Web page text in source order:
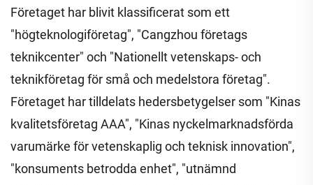
Företaget har blivit klassificerat som ett
"högteknologiföretag", "Cangzhou företags
teknikcenter" och "Nationellt vetenskaps- och
teknikföretag för små och medelstora företag".
Företaget har tilldelats hedersbetygelser som "Kinas
kvalitetsföretag AAA", "Kinas nyckelmarknadsförda
varumärke för vetenskaplig och teknisk innovation",
"konsuments betrodda enhet", "utnämnd